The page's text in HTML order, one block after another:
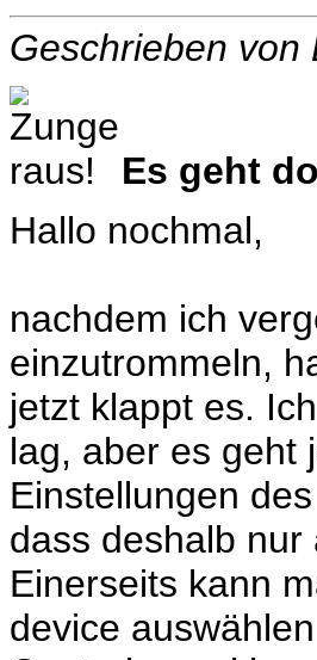
Geschrieben
Es geht
Hallo nochmal,
nachdem ich
einzutrommeln,
jetzt klappt es.
lag, aber es geht
Einstellungen
dass deshalb
Einerseits kann
device